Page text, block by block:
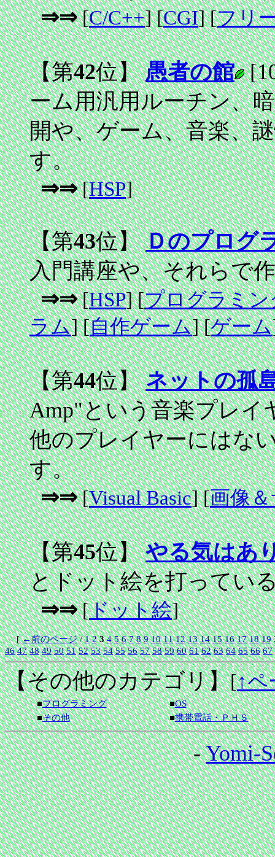
⇒⇒[C/C++] [CGI] [フリ
【第42位】愚者の館
ーム用汎用ルーチン、
開や、ゲーム、音楽、
す。
⇒⇒[HSP]
【第43位】Ｄのプログ
入門講座や、それらで
⇒⇒[HSP] [プログラミン
ラム] [自作ゲーム] [ゲーム
【第44位】ネットの孤
Amp"という音楽プレイ
他のプレイヤーにはな
す。
⇒⇒[Visual Basic] [画像
【第45位】やる気はあ
とドット絵を打ってい
⇒⇒[ドット絵]
[←前のページ/1 2 3 4 5 6 7 8 9 10 11 12 13 14 15 16 17 18 19
46 47 48 49 50 51 52 53 54 55 56 57 58 59 60 61 62 63 64 65 66 67
【その他のカテゴリ】[↑ペ
■プログラミング ■OS
■その他 ■携帯電話・ＰＨＳ
-Yomi-